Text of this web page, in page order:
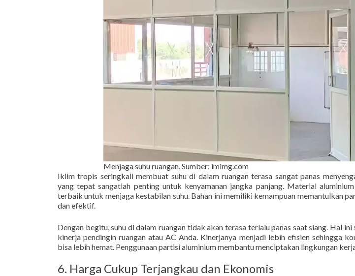
Menjaga suhu ruangan, Sumber: imimg.com
Iklim tropis seringkali membuat suhu di dalam ruangan terasa sangat panas
yang tepat sangatlah penting untuk kenyamanan jangka panjang. Material
terbaik untuk menjaga kestabilan suhu. Bahan ini memiliki kemampuan memantulkan
dan efektif.
Dengan begitu, suhu di dalam ruangan tidak akan terasa terlalu panas saat siang. Hal
kinerja pendingin ruangan atau AC Anda. Kinerjanya menjadi lebih efisien sehingga
bisa lebih hemat. Penggunaan partisi aluminium membantu menciptakan lingkungan
6. Harga Cukup Terjangkau dan Ekonomis